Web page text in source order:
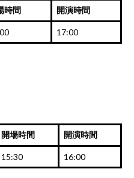
時間 開演時間
17:00
開場時間 開演時間
15:30 16:00